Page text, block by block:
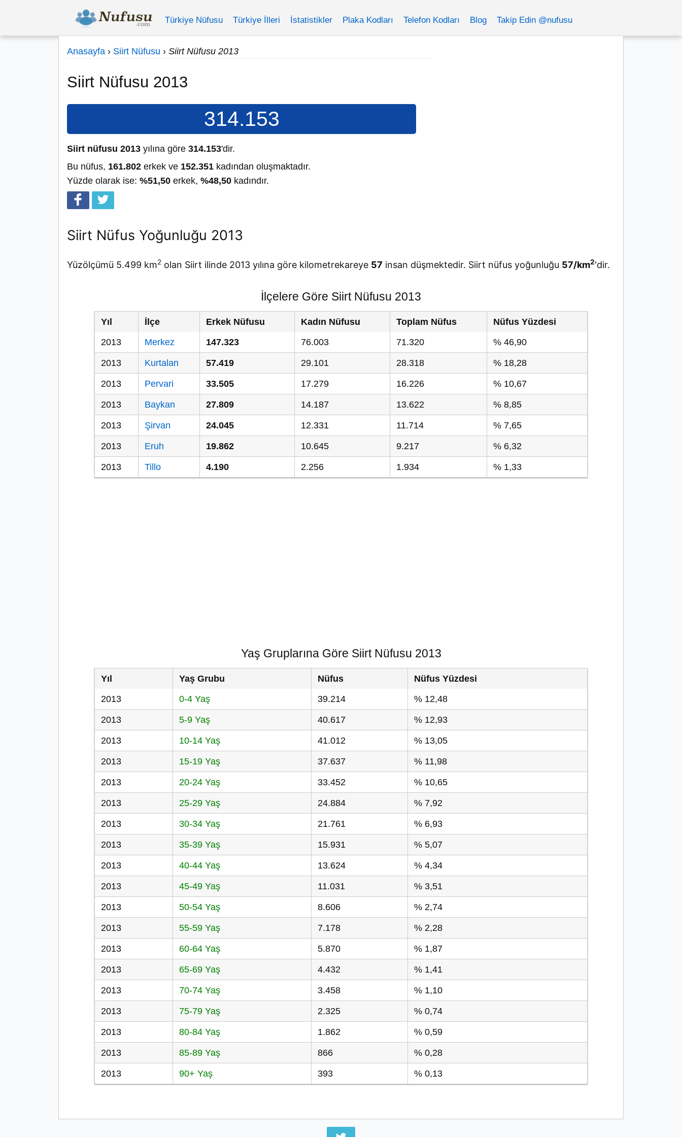
Türkiye Nüfusu Türkiye İlleri İstatistikler Plaka Kodları Telefon Kodları Blog Takip Edin @nufusu
Anasayfa › Siirt Nüfusu › Siirt Nüfusu 2013
Siirt Nüfusu 2013
314.153
Siirt nüfusu 2013 yılına göre 314.153'dir.
Bu nüfus, 161.802 erkek ve 152.351 kadından oluşmaktadır.
Yüzde olarak ise: %51,50 erkek, %48,50 kadındır.
Siirt Nüfus Yoğunluğu 2013
Yüzölçümü 5.499 km2 olan Siirt ilinde 2013 yılına göre kilometrekareye 57 insan düşmektedir. Siirt nüfus yoğunluğu 57/km2'dir.
İlçelere Göre Siirt Nüfusu 2013
Yıl İlçe Erkek Nüfusu Kadın Nüfusu Toplam Nüfus
Nüfus Yüzdesi
2013
Merkez 147.323 76.003 71.320 % 46,90
2013 Kurtalan 57.419 29.101 28.318 % 18,28
2013 Pervari 33.505 17.279 16.226 % 10,67
2013 Baykan 27.809 14.187 13.622 % 8,85
2013 Şirvan 24.045 12.331 11.714 % 7,65
2013 Eruh 19.862 10.645 9.217 % 6,32
2013 Tillo 4.190 2.256 1.934 % 1,33
Yaş Gruplarına Göre Siirt Nüfusu 2013
Yıl Yaş Grubu Nüfus
Nüfus Yüzdesi
2013
0-4 Yaş 39.214 % 12,48
2013 5-9 Yaş 40.617 % 12,93
2013 10-14 Yaş 41.012 % 13,05
2013 15-19 Yaş 37.637 % 11,98
2013 20-24 Yaş 33.452 % 10,65
2013 25-29 Yaş 24.884 % 7,92
2013 30-34 Yaş 21.761 % 6,93
2013 35-39 Yaş 15.931 % 5,07
2013 40-44 Yaş 13.624 % 4,34
2013 45-49 Yaş 11.031 % 3,51
2013 50-54 Yaş 8.606 % 2,74
2013 55-59 Yaş 7.178 % 2,28
2013 60-64 Yaş 5.870 % 1,87
2013 65-69 Yaş 4.432 % 1,41
2013 70-74 Yaş 3.458 % 1,10
2013 75-79 Yaş 2.325 % 0,74
2013 80-84 Yaş 1.862 % 0,59
2013 85-89 Yaş 866 % 0,28
2013 90+ Yaş 393 % 0,13